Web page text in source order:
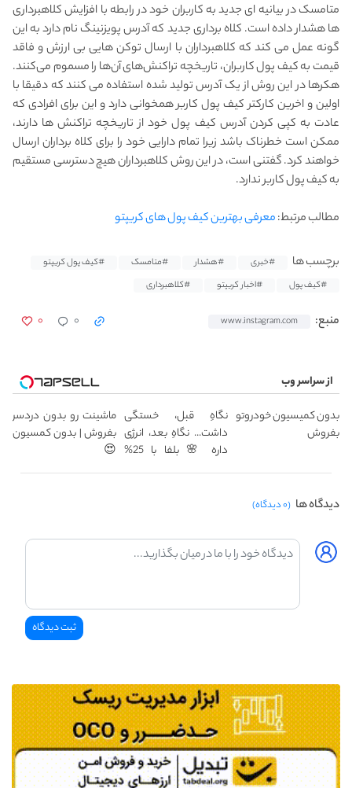
متامسک در بیانیه ای جدید به کاربران خود در رابطه با افزایش کلاهبرداری
ها هشدار داده است. کلاه برداری جدید که آدرس پویزنینگ نام دارد به این
گونه عمل می کند که کلاهبرداران با ارسال توکن‌ هایی بی ارزش و فاقد
قیمت به کیف پول کاربران، تاریخچه تراکنش‌های آن‌ها را مسموم می‌‌کنند.
هکرها در این روش از یک آدرس تولید شده استفاده می کنند که دقیقا با
اولین و اخرین کارکتر کیف پول کاربر همخوانی دارد و این برای افرادی که
عادت به کپی‌ کردن آدرس کیف پول خود از تاریخچه تراکنش‌ ها دارند،
ممکن است خطرناک باشد زیرا تمام دارایی خود را برای کلاه برداران ارسال
خواهند کرد. گفتنی است، در این روش کلاهبرداران هیچ دسترسی مستقیم
به کیف پول کاربر ندارد.
مطالب مرتبط:معرفی بهترین کیف پول های کریپتو
برچسب ها #خبری #هشدار #متامسک
#کیف پول کریپتو
#کیف پول
#اخبار کریپتو #کلاهبرداری
منبع: www.instagram.com ۰ ۰
از سراسر وب
بدون کمیسیون خودروتو
بفروش
نگاهِ قبل، خستگی
داشت... نگاهِ بعد، انرژی
داره 🌸 بلفا با 25%
تخفیف
ماشینت رو بدون دردسر
بفروش | بدون کمسیون
😍
دیدگاه ها (۰ دیدگاه)